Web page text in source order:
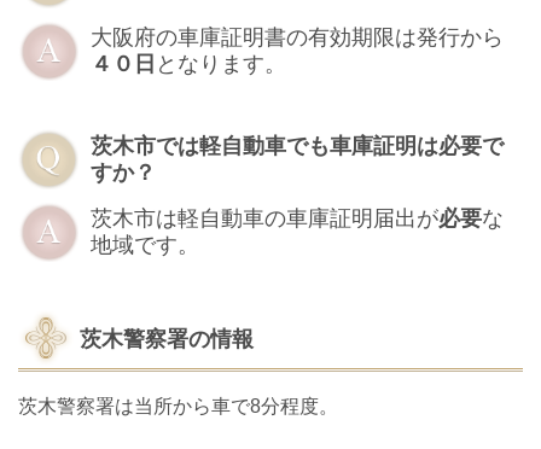
大阪府の車庫証明書の有効期限は発行から
４０日 となります。
茨木市では軽自動車でも車庫証明は必要で
すか？
茨木市は軽自動車の車庫証明届出が必要な
地域です。
茨木警察署の情報
茨木警察署は当所から車で8分程度。